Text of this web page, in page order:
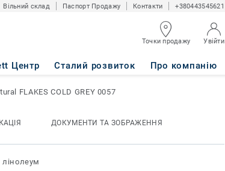
Вільний склад Паспорт Продажу Контакти +380443545621
Точки продажу Увійти
Центр Сталий розвиток Про компанію
0057
FLAKES COLD GREY 0057
ДОКУМЕНТИ ТА ЗОБРАЖЕННЯ